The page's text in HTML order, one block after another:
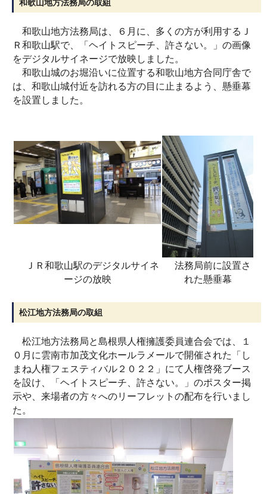
和歌山地方法務局の取組
和歌山地方法務局は、６月に、多くの方が利用するＪ
Ｒ和歌山駅で、「ヘイトスピーチ、許さない。」の画像
をデジタルサイネージで放映しました。
和歌山城のお堀沿いに位置する和歌山地方合同庁舎で
は、和歌山城付近を訪れる方の目に止まるよう、懸垂幕
を設置しました。
ＪＲ和歌山駅のデジタルサイネ
ージの放映
法務局前に設置さ
れた懸垂幕
松江地方法務局の取組
松江地方法務局と島根県人権擁護委員連合会では、１
０月に雲南市加茂文化ホールラメールで開催された「し
まね人権フェスティバル２０２２」にて人権啓発ブース
を設け、「ヘイトスピーチ、許さない。」のポスター掲
示や、来場者の方々へのリーフレットの配布を行いまし
た。